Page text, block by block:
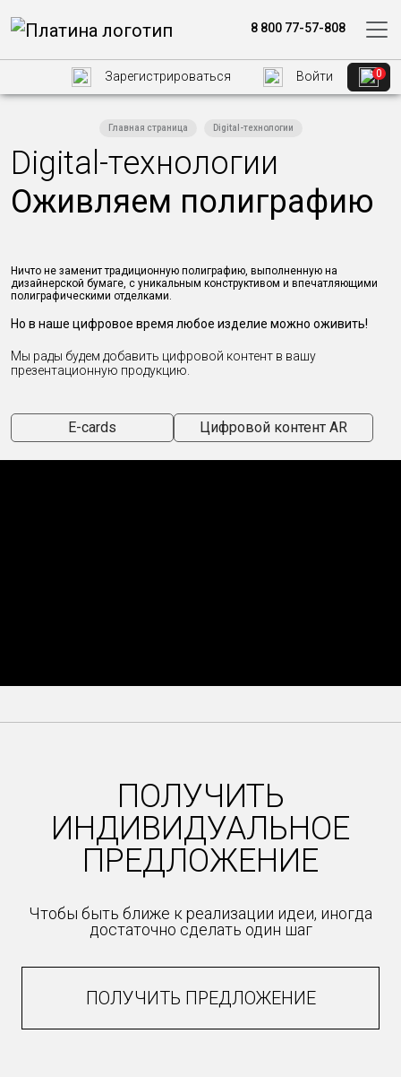
8 800 77-57-808
Зарегистрироваться Войти 0
Главная страница Digital-технологии
Digital-технологии
Оживляем полиграфию
Ничто не заменит традиционную полиграфию, выполненную на
дизайнерской бумаге, с уникальным конструктивом и впечатляющими
полиграфическими отделками.
Но в наше цифровое время любое изделие можно оживить!
Мы рады будем добавить цифровой контент в вашу
презентационную продукцию.
E-cards Цифровой контент AR
ПОЛУЧИТЬ
ИНДИВИДУАЛЬНОЕ
ПРЕДЛОЖЕНИЕ
Чтобы быть ближе к реализации идеи, иногда
достаточно сделать один шаг
ПОЛУЧИТЬ ПРЕДЛОЖЕНИЕ